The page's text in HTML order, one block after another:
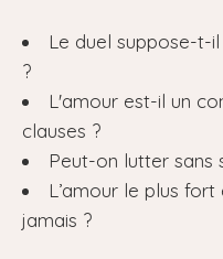
Le duel suppose-t-
?
L'amour est-il un
clauses ?
Peut-on lutter sans
L’amour le plus
jamais ?